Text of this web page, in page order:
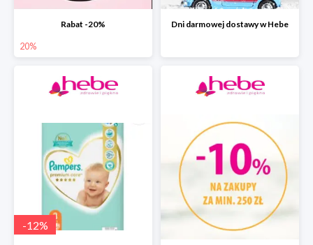
Rabat -20%
20%
Dni darmowej dostawy w Hebe
-12%